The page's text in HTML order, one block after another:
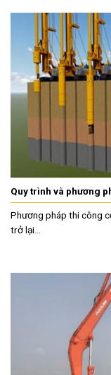
Quy trình và phương
Phương pháp thi công
trở lại...